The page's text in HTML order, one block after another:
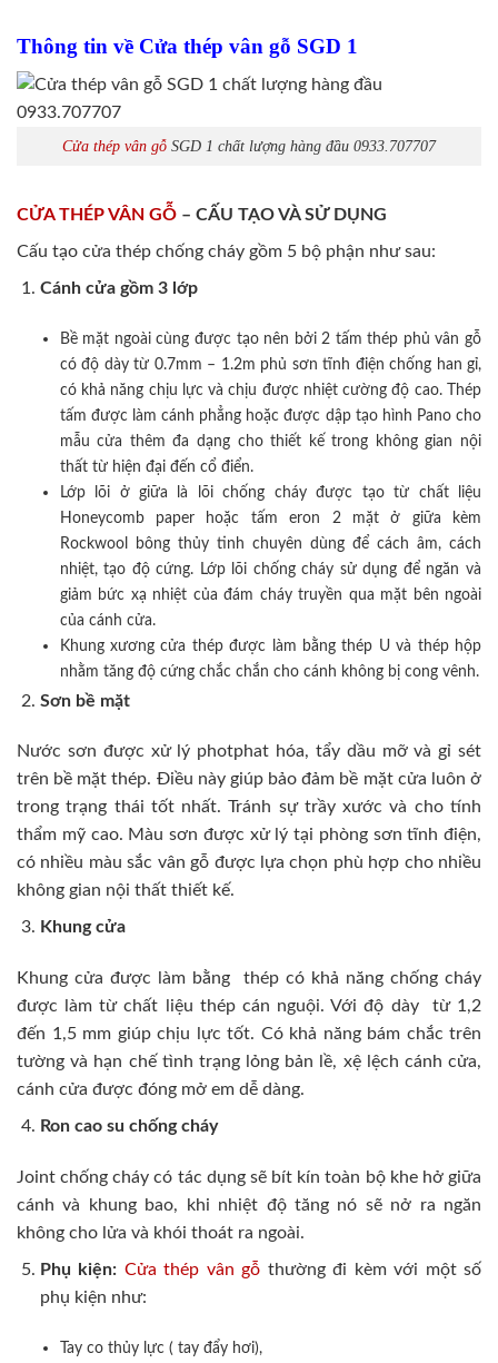
Thông tin về Cửa thép vân gỗ SGD 1
Cửa thép vân gỗ SGD 1 chất lượng hàng đầu 0933.707707
CỬA THÉP VÂN GỖ – CẤU TẠO VÀ SỬ DỤNG
Cấu tạo cửa thép chống cháy gồm 5 bộ phận như sau:
Cánh cửa gồm 3 lớp
Bề mặt ngoài cùng được tạo nên bởi 2 tấm thép phủ vân gỗ
có độ dày từ 0.7mm – 1.2m phủ sơn tĩnh điện chống han gỉ,
có khả năng chịu lực và chịu được nhiệt cường độ cao. Thép
tấm được làm cánh phẳng hoặc được dập tạo hình Pano cho
mẫu cửa thêm đa dạng cho thiết kế trong không gian nội
thất từ hiện đại đến cổ điển.
Lớp lõi ở giữa là lõi chống cháy được tạo từ chất liệu
Honeycomb paper hoặc tấm eron 2 mặt ở giữa kèm
Rockwool bông thủy tinh chuyên dùng để cách âm, cách
nhiệt, tạo độ cứng. Lớp lõi chống cháy sử dụng để ngăn và
giảm bức xạ nhiệt của đám cháy truyền qua mặt bên ngoài
của cánh cửa.
Khung xương cửa thép được làm bằng thép U và thép hộp
nhằm tăng độ cứng chắc chắn cho cánh không bị cong vênh.
Sơn bề mặt
Nước sơn được xử lý photphat hóa, tẩy dầu mỡ và gỉ sét
trên bề mặt thép. Điều này giúp bảo đảm bề mặt cửa luôn ở
trong trạng thái tốt nhất. Tránh sự trầy xước và cho tính
thẩm mỹ cao. Màu sơn được xử lý tại phòng sơn tĩnh điện,
có nhiều màu sắc vân gỗ được lựa chọn phù hợp cho nhiều
không gian nội thất thiết kế.
Khung cửa
Khung cửa được làm bằng thép có khả năng chống cháy
được làm từ chất liệu thép cán nguội. Với độ dày từ 1,2
đến 1,5 mm giúp chịu lực tốt. Có khả năng bám chắc trên
tường và hạn chế tình trạng lỏng bản lề, xệ lệch cánh cửa,
cánh cửa được đóng mở em dễ dàng.
Ron cao su chống cháy
Joint chống cháy có tác dụng sẽ bít kín toàn bộ khe hở giữa
cánh và khung bao, khi nhiệt độ tăng nó sẽ nở ra ngăn
không cho lửa và khói thoát ra ngoài.
Phụ kiện: Cửa thép vân gỗ thường đi kèm với một số
phụ kiện như:
Tay co thủy lực ( tay đẩy hơi),